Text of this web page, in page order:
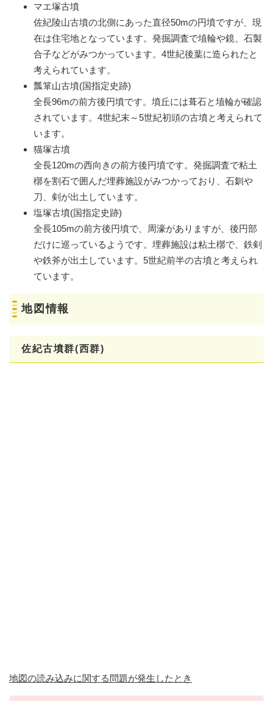
マエ塚古墳
佐紀陵山古墳の北側にあった直径50mの円墳ですが、現
在は住宅地となっています。発掘調査で埴輪や鏡、石製
合子などがみつかっています。4世紀後葉に造られたと
考えられています。
瓢箪山古墳(国指定史跡)
全長96mの前方後円墳です。墳丘には葺石と埴輪が確認
されています。4世紀末～5世紀初頭の古墳と考えられて
います。
猫塚古墳
全長120mの西向きの前方後円墳です。発掘調査で粘土
槨を割石で囲んだ埋葬施設がみつかっており、石釧や
刀、剣が出土しています。
塩塚古墳(国指定史跡)
全長105mの前方後円墳で、周濠がありますが、後円部
だけに巡っているようです。埋葬施設は粘土槨で、鉄剣
や鉄斧が出土しています。5世紀前半の古墳と考えられ
ています。
地図情報
佐紀古墳群(西群)
地図の読み込みに関する問題が発生したとき